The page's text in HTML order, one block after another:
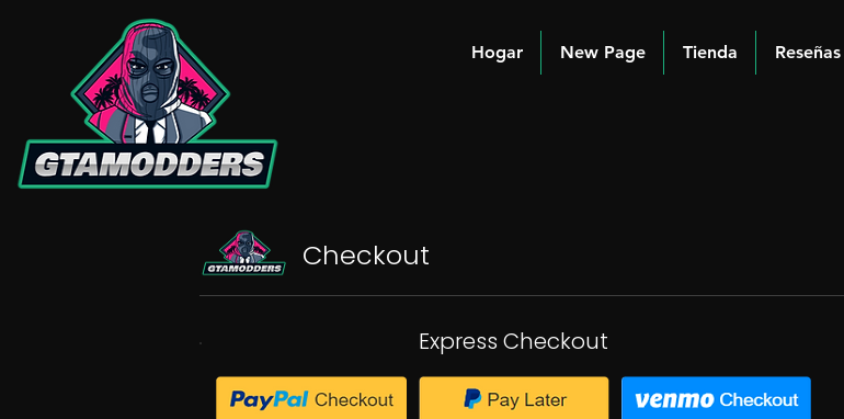
Hogar New Page Tienda Reseñas
Checkout
Express Checkout